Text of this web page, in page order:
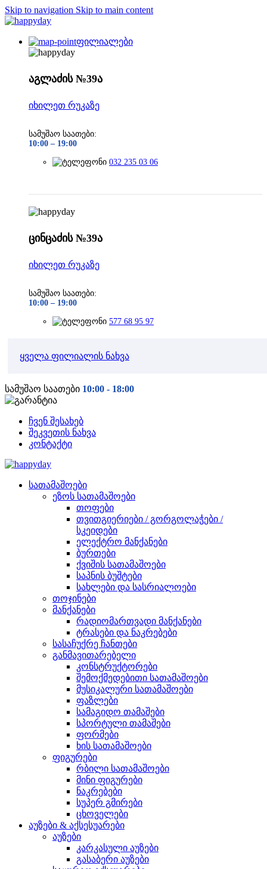
Skip to navigation Skip to main content
ფილიალები
აგლაძის №39ა
იხილეთ რუკაზე
სამუშაო საათები:
10:00 – 19:00
032 235 03 06
ცინცაძის №39ა
იხილეთ რუკაზე
სამუშაო საათები:
10:00 – 19:00
577 68 95 97
ყველა ფილიალის ნახვა
სამუშაო საათები 10:00 - 18:00
ჩვენ შესახებ
შეკვეთის ნახვა
კონტაქტი
სათამაშოები
ეზოს სათამაშოები
თოფები
თვითგიერიები / გორგოლაჭები /
სკეიდები
ელექტრო მანქანები
ბურთები
ქვიშის სათამაშოები
საპნის ბუშტები
სახლები და სასრიალოები
თოჯინები
მანქანები
რადიომართვადი მანქანები
ტრასები და ნაკრებები
სასაჩუქრე ჩანთები
განმავითარებელი
კონსტრუქტორები
შემოქმედებითი სათამაშოები
მუსიკალური სათამაშოები
ფაზლები
სამაგიდო თამაშები
სპორტული თამაშები
ფორმები
ხის სათამაშოები
ფიგურები
რბილი სათამაშოები
მინი ფიგურები
ნაკრებები
სუპერ გმირები
ცხოველები
აუზები & აქსესუარები
აუზები
კარკასული აუზები
გასაბერი აუზები